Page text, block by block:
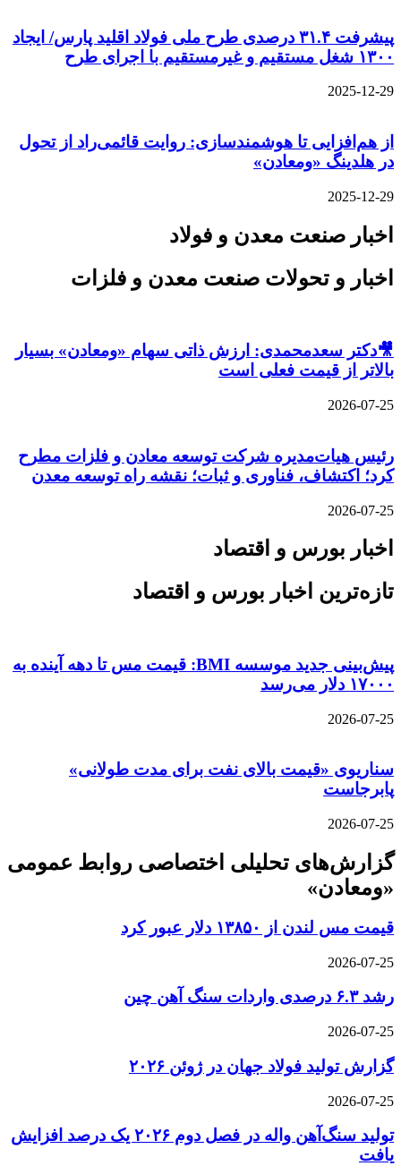
پیشرفت ۳۱.۴ درصدی طرح ملی فولاد اقلید پارس/ ایجاد
۱۳۰۰ شغل مستقیم و غیرمستقیم با اجرای طرح
2025-12-29
از هم‌افزایی تا هوشمندسازی: روایت قائمی‌راد از تحول
در هلدینگ «ومعادن»
2025-12-29
اخبار صنعت معدن و فولاد
اخبار و تحولات صنعت معدن و فلزات
🎥دکتر سعدمحمدی: ارزش ذاتی سهام «ومعادن» بسیار
بالاتر از قیمت فعلی است
2026-07-25
رئیس هیات‌مدیره شرکت توسعه معادن و فلزات مطرح
کرد؛ اکتشاف، فناوری و ثبات؛ نقشه راه توسعه معدن
2026-07-25
اخبار بورس و اقتصاد
تازه‌ترین اخبار بورس و اقتصاد
پیش‌بینی جدید موسسه BMI: قیمت مس تا دهه آینده به
۱۷۰۰۰ دلار می‌رسد
2026-07-25
سناریوی «قیمت بالای نفت برای مدت طولانی»
پابرجاست
2026-07-25
گزارش‌های تحلیلی اختصاصی روابط عمومی
«ومعادن»
قیمت مس لندن از ۱۳۸۵۰ دلار عبور کرد
2026-07-25
رشد ۶.۳ درصدی واردات سنگ آهن چین
2026-07-25
گزارش تولید فولاد جهان در ژوئن ۲۰۲۶
2026-07-25
تولید سنگ‌آهن واله در فصل دوم ۲۰۲۶ یک درصد افزایش
یافت